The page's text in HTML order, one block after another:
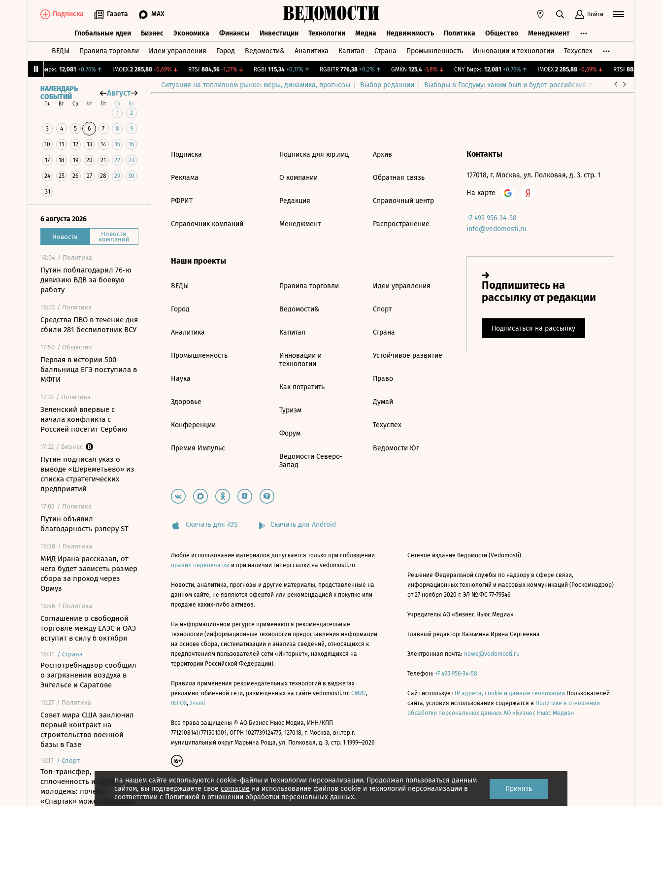
Подписка Газета MAX Войти
Глобальные идеи Бизнес Экономика Финансы Инвестиции Технологии Медиа Недвижимость Политика Общество Менеджмент
ВЕДЫ Правила торговли Идеи управления Город Ведомости& Аналитика Капитал Страна Промышленность Инновации и технологии Техуспех
CNY Бирж. 12,081 +0,76%↑ IMOEX 2 285,88 -0,69%↓ RTSI 884,56 -1,27%↓ RGBI 115,34 +0,17%↑ RGBITR 776,38 +0,2%↑ GMKN 125,4 -1,8%↓ CNY Бирж. 12,081 +0,76%↑ IMOEX 2 285,88 -0,69%↓ RTSI 884,56
Ситуация на топливном рынке: меры, динамика, прогнозы Выбор редакции Выборы в Госдуму: каким был и будет российский парламент
КАЛЕНДАРЬ
СОБЫТИЙ
Август
Пн Вт Ср Чт Пт Сб Вс
1 2
3 4 5 6 7 8 9
10 11 12 13 14 15 16
17 18 19 20 21 22 23
24 25 26 27 28 29 30
31
6 августа 2026
Новости Новости
компаний
18:04 / Политика
Путин поблагодарил 76-ю
дивизию ВДВ за боевую
работу
18:03 / Политика
Средства ПВО в течение дня
сбили 281 беспилотник ВСУ
17:50 / Общество
Первая в истории 500-
балльница ЕГЭ поступила в
МФТИ
17:33 / Политика
Зеленский впервые с
начала конфликта с
Россией посетит Сербию
17:22 / Бизнес
Путин подписал указ о
выводе «Шереметьево» из
списка стратегических
предприятий
17:05 / Политика
Путин объявил
благодарность рэперу ST
16:58 / Политика
МИД Ирана рассказал, от
чего будет зависеть размер
сбора за проход через
Ормуз
16:46 / Политика
Соглашение о свободной
торговле между ЕАЭС и ОАЭ
вступит в силу 6 октября
16:31 / Страна
Роспотребнадзор сообщил
о загрязнении воздуха в
Энгельсе и Саратове
16:27 / Политика
Совет мира США заключил
первый контракт на
строительство военной
базы в Газе
16:17 / Спорт
Топ-трансфер,
сплоченность и яркая
молодежь: почему
«Спартак» может выиграть
На нашем сайте используются cookie-файлы и технологии персонализации. Продолжая пользоваться данным
сайтом, вы подтверждаете свое согласие на использование файлов cookie и технологий персонализации в
соответствии с Политикой в отношении обработки персональных данных.
Принять
Подписка
Реклама
РФРИТ
Справочник компаний
Подписка для юр.лиц
О компании
Редакция
Менеджмент
Архив
Обратная связь
Справочный центр
Распространение
Наши проекты
ВЕДЫ
Город
Аналитика
Промышленность
Наука
Здоровье
Конференции
Премия Импульс
Правила торговли
Ведомости&
Капитал
Инновации и
технологии
Как потратить
Туризм
Форум
Ведомости Северо-
Запад
Идеи управления
Спорт
Страна
Устойчивое развитие
Право
Думай
Техуспех
Ведомости Юг
Контакты
127018, г. Москва, ул. Полковая, д. 3, стр. 1
На карте
+7 495 956-34-58
info@vedomosti.ru
Скачать для iOS Скачать для Android
Любое использование материалов допускается только при соблюдении
правил перепечатки и при наличии гиперссылки на vedomosti.ru
Новости, аналитика, прогнозы и другие материалы, представленные на
данном сайте, не являются офертой или рекомендацией к покупке или
продаже каких-либо активов.
На информационном ресурсе применяются рекомендательные
технологии (информационные технологии предоставления информации
на основе сбора, систематизации и анализа сведений, относящихся к
предпочтениям пользователей сети «Интернет», находящихся на
территории Российской Федерации).
Правила применения рекомендательных технологий в виджетах
рекламно-обменной сети, размещенных на сайте vedomosti.ru: СМИ2,
INFOX, 24smi
Все права защищены © АО Бизнес Ньюс Медиа, ИНН/КПП
7712108141/771501001, ОГРН 1027739124775, 127018, г. Москва, вн.тер.г.
муниципальный округ Марьина Роща, ул. Полковая, д. 3, стр. 1 1999—2026
Сетевое издание Ведомости (Vedomosti)
Решение Федеральной службы по надзору в сфере связи,
информационных технологий и массовых коммуникаций (Роскомнадзор)
от 27 ноября 2020 г. ЭЛ № ФС 77-79546
Учредитель: АО «Бизнес Ньюс Медиа»
Главный редактор: Казьмина Ирина Сергеевна
Электронная почта: news@vedomosti.ru
Телефон: +7 495 956-34-58
Сайт использует IP адреса, cookie и данные геолокации Пользователей
сайта, условия использования содержатся в Политике в отношении
обработки персональных данных АО «Бизнес Ньюс Медиа»